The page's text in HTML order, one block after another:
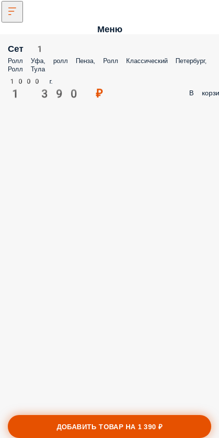
Меню
Сет 1
Ролл Уфа, ролл Пенза, Ролл Классический Петербург,
Ролл Тула
1000 г.
1 390 ₽ В
ДОБАВИТЬ ТОВАР НА 1 390 ₽